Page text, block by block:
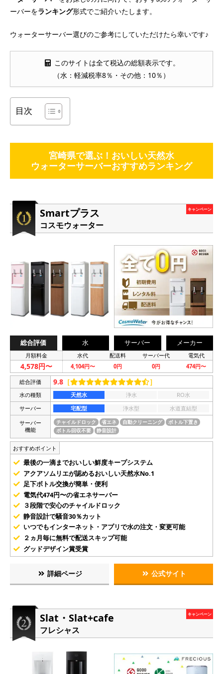
ーバーをランキング形式でご紹介いたします。
ウォーターサーバー選びのご参考にしていただけたら幸いです♪
このサイトは全て税込の総額表示です。
（水：軽減税率8％・その他：10％）
目次
宮崎県で選ぶ！おいしい天然水
ウォーターサーバーおすすめランキング
Smartプラス
コスモウォーター
キャンペーン
総合評価 水 サーバー メーカー
月額料金 水代 配送料 サーバー代 電気代
4,578円〜 4,104円〜 0円 0円 474円〜
総合評価 9.8 ［ ］
水の種類 天然水 浄水
RO水
サーバー
宅配型 浄水型
水道直結型
サーバー
機能
チャイルドロック 省エネ 自動クリーニング
ボトル下置き
ボトル回収不要
静音設計
おすすめポイント
最後の一滴までおいしい鮮度キープシステム
アクアソムリエが認めるおいしい天然水No.1
足下ボトル交換が簡単・便利
電気代474円〜の省エネサーバー
３段階で安心のチャイルドロック
静音設計で騒音30％カット
いつでもインターネット・アプリで水の注文・変更可能
２ヵ月毎に無料で配送スキップ可能
グッドデザイン賞受賞
詳細ページ 公式サイト
Slat・Slat+cafe
フレシャス
キャンペーン